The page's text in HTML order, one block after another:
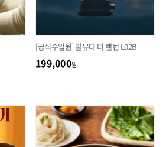
[공식수입원] 발뮤다 더 랜턴 L02B
199,000원